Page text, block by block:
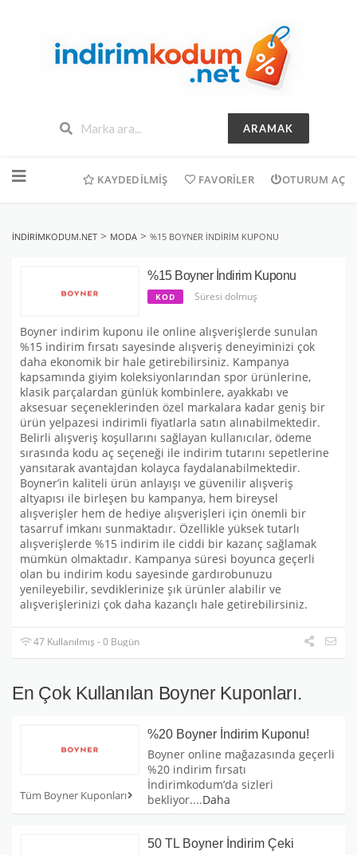
ARAMAK
geç
KAYDEDILMIŞ FAVORILER OTURUM AÇ
INDIRIMKODUM.NET > MODA > %15 BOYNER İNDIRIM KUPONU
%15 Boyner İndirim Kuponu
KOD Süresi dolmuş
Boyner indirim kuponu ile online alışverişlerde sunulan
%15 indirim fırsatı sayesinde alışveriş deneyiminizi çok
daha ekonomik bir hale getirebilirsiniz. Kampanya
kapsamında giyim koleksiyonlarından spor ürünlerine,
klasik parçalardan günlük kombinlere, ayakkabı ve
aksesuar seçeneklerinden özel markalara kadar geniş bir
ürün yelpazesi indirimli fiyatlarla satın alınabilmektedir.
Belirli alışveriş koşullarını sağlayan kullanıcılar, ödeme
sırasında kodu aç seçeneği ile indirim tutarını sepetlerine
yansıtarak avantajdan kolayca faydalanabilmektedir.
Boyner’in kaliteli ürün anlayışı ve güvenilir alışveriş
altyapısı ile birleşen bu kampanya, hem bireysel
alışverişler hem de hediye alışverişleri için önemli bir
tasarruf imkanı sunmaktadır. Özellikle yüksek tutarlı
alışverişlerde %15 indirim ile ciddi bir kazanç sağlamak
mümkün olmaktadır. Kampanya süresi boyunca geçerli
olan bu indirim kodu sayesinde gardırobunuzu
yenileyebilir, sevdiklerinize şık ürünler alabilir ve
alışverişlerinizi çok daha kazançlı hale getirebilirsiniz.
47 Kullanılmış - 0 Bugün
En Çok Kullanılan Boyner Kuponları.
Tüm Boyner Kuponları
%20 Boyner İndirim Kuponu!
Boyner online mağazasında geçerli
%20 indirim fırsatı
İndirimkodum’da sizleri
bekliyor....Daha
50 TL Boyner İndirim Çeki